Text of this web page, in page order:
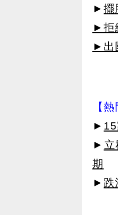
► 擺
►拒
►出
【
►
►
期
► 跌